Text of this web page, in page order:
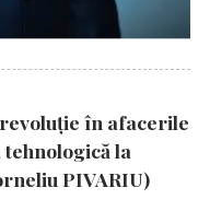
în afacerile
la
PIVARIU)